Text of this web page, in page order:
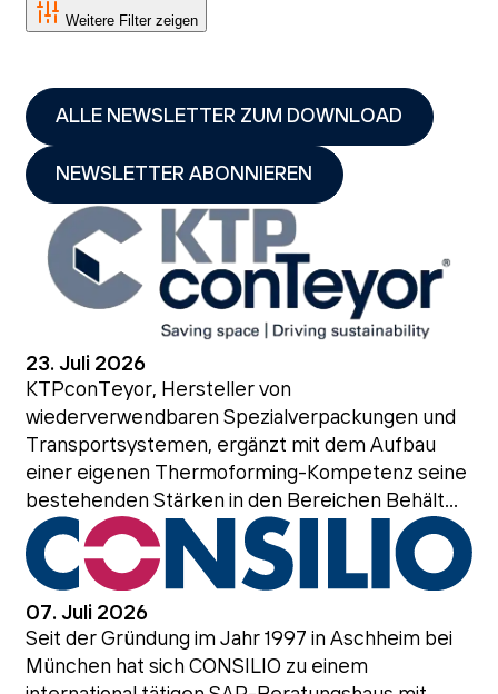
Weitere Filter zeigen
ALLE NEWSLETTER ZUM DOWNLOAD
NEWSLETTER ABONNIEREN
23. Juli 2026
KTPconTeyor, Hersteller von
wiederverwendbaren Spezialverpackungen und
Transportsystemen, ergänzt mit dem Aufbau
einer eigenen Thermoforming-Kompetenz seine
bestehenden Stärken in den Bereichen Behält...
07. Juli 2026
Seit der Gründung im Jahr 1997 in Aschheim bei
München hat sich CONSILIO zu einem